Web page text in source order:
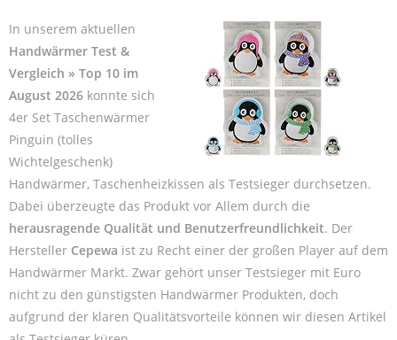
In unserem aktuellen
Handwärmer Test &
Vergleich » Top 10 im
August 2026 konnte sich
4er Set Taschenwärmer
Pinguin (tolles
Wichtelgeschenk)
Handwärmer, Taschenheizkissen als Testsieger durchsetzen.
Dabei überzeugte das Produkt vor Allem durch die
herausragende Qualität und Benutzerfreundlichkeit. Der
Hersteller Cepewa ist zu Recht einer der großen Player auf dem
Handwärmer Markt. Zwar gehört unser Testsieger mit Euro
nicht zu den günstigsten Handwärmer Produkten, doch
aufgrund der klaren Qualitätsvorteile können wir diesen Artikel